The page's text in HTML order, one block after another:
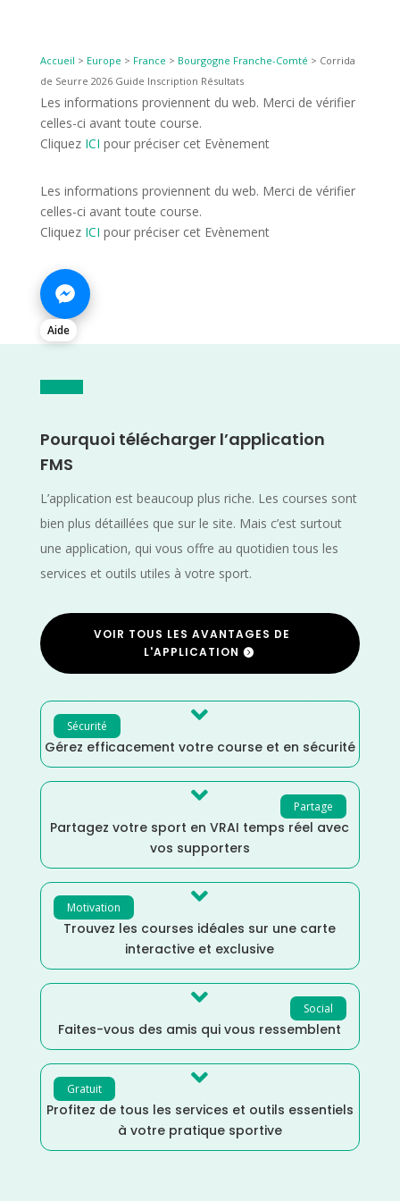
Accueil > Europe > France > Bourgogne Franche-Comté > Corrida
de Seurre 2026 Guide Inscription Résultats
Les informations proviennent du web. Merci de vérifier
celles-ci avant toute course.
Cliquez ICI pour préciser cet Evènement
Les informations proviennent du web. Merci de vérifier
celles-ci avant toute course.
Cliquez ICI pour préciser cet Evènement
Aide
Pourquoi télécharger l’application
FMS
L’application est beaucoup plus riche. Les courses sont
bien plus détaillées que sur le site. Mais c’est surtout
une application, qui vous offre au quotidien tous les
services et outils utiles à votre sport.
VOIR TOUS LES AVANTAGES DE
L'APPLICATION
Sécurité 
Gérez efficacement votre course et en sécurité
Partage

Partagez votre sport en VRAI temps réel avec
vos supporters
Motivation 
Trouvez les courses idéales sur une carte
interactive et exclusive
Social

Faites-vous des amis qui vous ressemblent
Gratuit 
Profitez de tous les services et outils essentiels
à votre pratique sportive